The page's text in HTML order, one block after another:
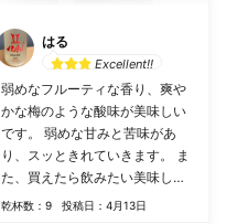
はる
Excellent!!
弱めなフルーティな香り、爽や
かな梅のような酸味が美味しい
です。 弱めな甘みと苦味があ
り、スッときれていきます。 ま
た、買えたら飲みたい美味しさ
です。
乾杯数：9 投稿日：4月13日